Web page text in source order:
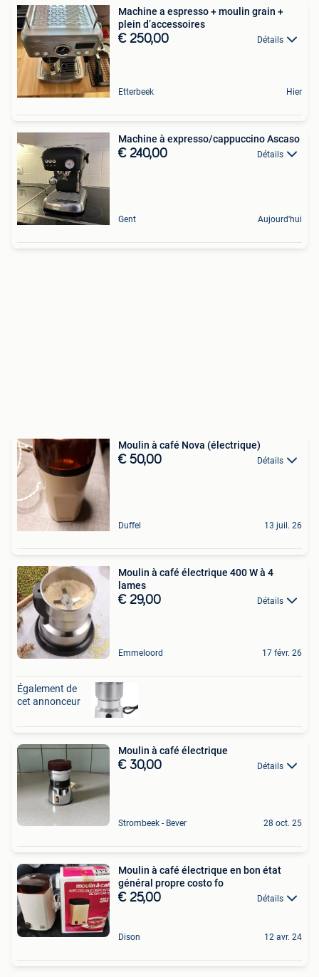
Machine a espresso + moulin grain +
plein d’accessoires
€ 250,00 Détails
Etterbeek Hier
Machine à expresso/cappuccino Ascaso
€ 240,00 Détails
Gent Aujourd'hui
Moulin à café Nova (électrique)
€ 50,00 Détails
Duffel 13 juil. 26
Moulin à café électrique 400 W à 4
lames
€ 29,00 Détails
Emmeloord 17 févr. 26
Également de
cet annonceur
Moulin à café électrique
€ 30,00 Détails
Strombeek - Bever 28 oct. 25
Moulin à café électrique en bon état
général propre costo fo
€ 25,00 Détails
Dison 12 avr. 24